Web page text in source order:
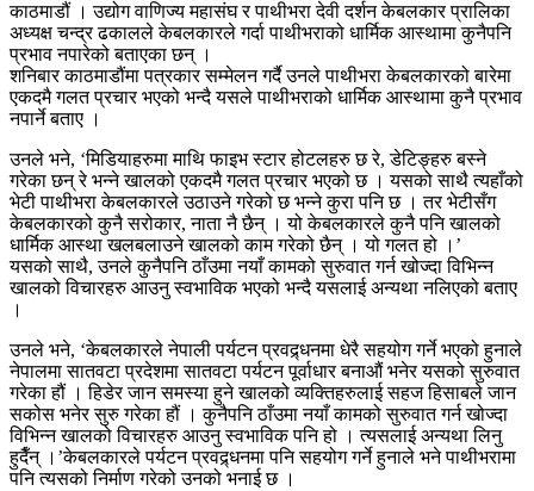
काठमाडौं । उद्योग वाणिज्य महासंघ र पाथीभरा देवी दर्शन केबलकार प्रालिका
अध्यक्ष चन्द्र ढकालले केबलकारले गर्दा पाथीभराको धार्मिक आस्थामा कुनैपनि
प्रभाव नपारेको बताएका छन् ।
शनिबार काठमाडौंमा पत्रकार सम्मेलन गर्दै उनले पाथीभरा केबलकारको बारेमा
एकदमै गलत प्रचार भएको भन्दै यसले पाथीभराको धार्मिक आस्थामा कुनै प्रभाव
नपार्ने बताए ।
उनले भने, ‘मिडियाहरुमा माथि फाइभ स्टार होटलहरु छ रे, डेटिङ्हरु बस्ने
गरेका छन् रे भन्ने खालको एकदमै गलत प्रचार भएको छ । यसको साथै त्यहाँको
भेटी पाथीभरा केबलकारले उठाउने गरेको छ भन्ने कुरा पनि छ । तर भेटीसँग
केबलकारको कुनै सरोकार, नाता नै छैन् । यो केबलकारले कुनै पनि खालको
धार्मिक आस्था खलबलाउने खालको काम गरेको छैन् । यो गलत हो ।’
यसको साथै, उनले कुनैपनि ठाँउमा नयाँ कामको सुरुवात गर्न खोज्दा विभिन्न
खालको विचारहरु आउनु स्वभाविक भएको भन्दै यसलाई अन्यथा नलिएको बताए
।
उनले भने, ‘केबलकारले नेपाली पर्यटन प्रवद्र्धनमा धेरै सहयोग गर्ने भएको हुनाले
नेपालमा सातवटा प्रदेशमा सातवटा पर्यटन पूर्वाधार बनाऔं भनेर यसको सुरुवात
गरेका हौं । हिडेर जान समस्या हुने खालको व्यक्तिहरुलाई सहज हिसाबले जान
सकोस भनेर सुरु गरेका हौं । कुनैपनि ठाँउमा नयाँ कामको सुरुवात गर्न खोज्दा
विभिन्न खालको विचारहरु आउनु स्वभाविक पनि हो । त्यसलाई अन्यथा लिनु
हुदैँन् ।’केबलकारले पर्यटन प्रवद्र्धनमा पनि सहयोग गर्ने हुनाले भने पाथीभरामा
पनि त्यसको निर्माण गरेको उनको भनाई छ ।